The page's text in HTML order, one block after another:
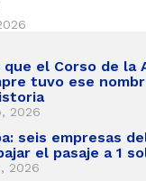
que el Corso de la
tuvo ese
2026
seis empresas
el pasaje a 1
2026